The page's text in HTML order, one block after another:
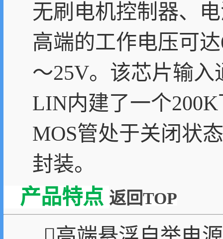
无刷电机控制器、
高端的工作电压可
～25V。该芯片输
LIN内建了一个
MOS管处于关闭状
封装。
产品特点 返回TOP